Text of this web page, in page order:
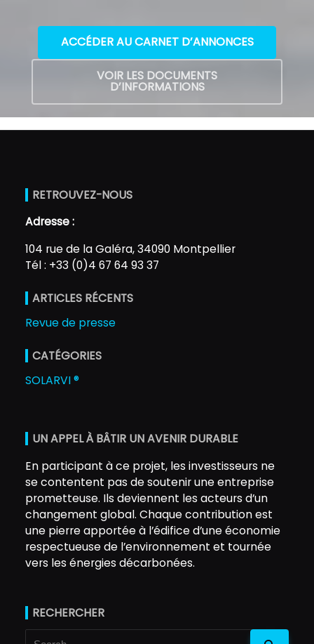
ACCÉDER AU CARNET D’ANNONCES
VOIR LES DOCUMENTS
D’INFORMATIONS
RETROUVEZ-NOUS
Adresse :
104 rue de la Galéra, 34090 Montpellier
Tél : +33 (0)4 67 64 93 37
ARTICLES RÉCENTS
Revue de presse
CATÉGORIES
SOLARVI ®
UN APPEL À BÂTIR UN AVENIR DURABLE
En participant à ce projet, les investisseurs ne
se contentent pas de soutenir une entreprise
prometteuse. Ils deviennent les acteurs d’un
changement global. Chaque contribution est
une pierre apportée à l’édifice d’une économie
respectueuse de l’environnement et tournée
vers les énergies décarbonées.
RECHERCHER
Search